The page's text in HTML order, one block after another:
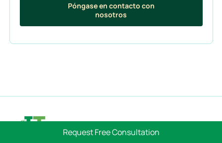
Póngase en contacto con
nosotros
Request Free Consultation